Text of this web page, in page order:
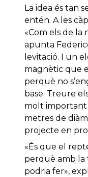
La idea és tan
entén. A les
«Com els de la
apunta
levitació. I un
magnètic que
perquè no
base. Treure
molt important
metres de
projecte en
«És que el
perquè amb la
podria fer»,